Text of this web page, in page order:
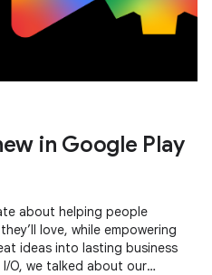
in Google Play
about helping people
love, while empowering
ideas into lasting business
I/O, we talked about our